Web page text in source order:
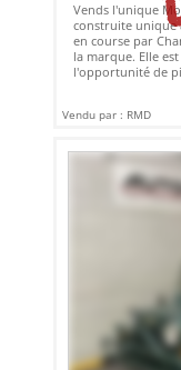
Vends l'unique
construite unique
en course par
la marque. Elle
l'opportunité de
Vendu par : RMD